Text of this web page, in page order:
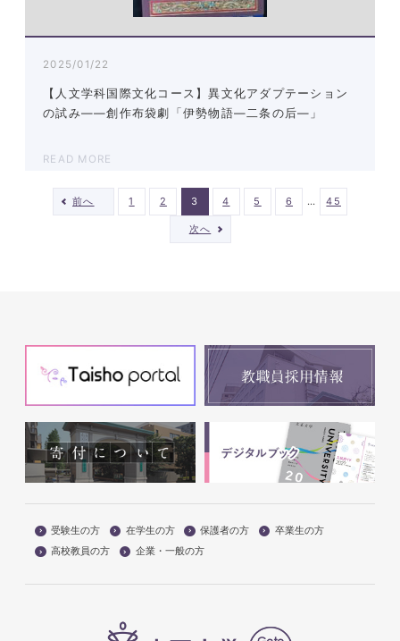
2025/01/22
【人文学科国際文化コース】異文化アダプテーション
の試み――創作布袋劇「伊勢物語―二条の后―」
READ MORE
前へ 1 2 3 4 5 6 … 45
次へ
受験生の方 在学生の方 保護者の方
卒業生の方
高校教員の方
企業・一般の方